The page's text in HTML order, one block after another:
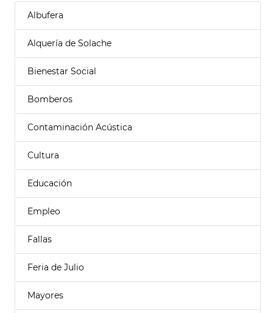
Albufera
Alquería de Solache
Bienestar Social
Bomberos
Contaminación Acústica
Cultura
Educación
Empleo
Fallas
Feria de Julio
Mayores